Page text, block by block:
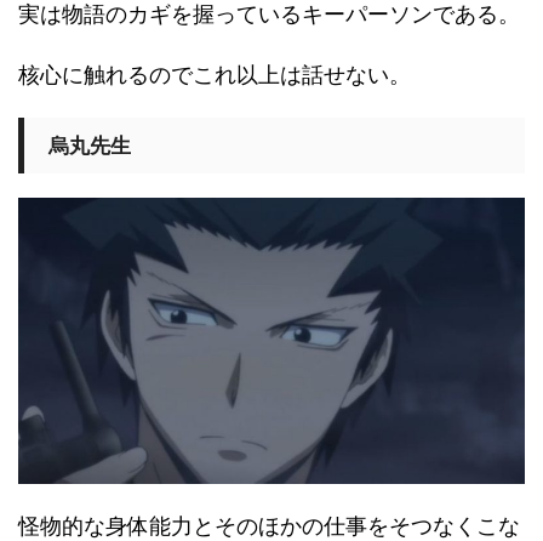
実は物語のカギを握っているキーパーソンである。
核心に触れるのでこれ以上は話せない。
烏丸先生
怪物的な身体能力とそのほかの仕事をそつなくこな